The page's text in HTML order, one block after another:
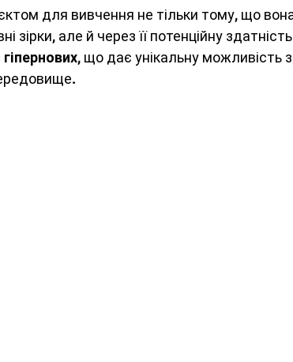
для вивчення не тільки тому, що
зірки, але й через її потенційну
гіпернових, що дає унікальну можливість